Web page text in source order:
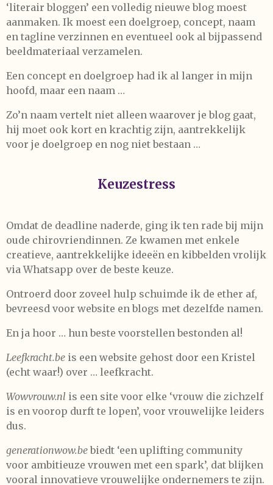
‘literair bloggen’ een volledig nieuwe blog moest
aanmaken. Ik moest een doelgroep, concept, naam
en tagline verzinnen en eventueel ook al bijpassend
beeldmateriaal verzamelen.
Een concept en doelgroep had ik al langer in mijn
hoofd, maar een naam …
Zo’n naam vertelt niet alleen waarover je blog gaat,
hij moet ook kort en krachtig zijn, aantrekkelijk
voor je doelgroep en nog niet bestaan …
Keuzestress
Omdat de deadline naderde, ging ik ten rade bij mijn
oude chirovriendinnen. Ze kwamen met enkele
creatieve, aantrekkelijke ideeën en kibbelden vrolijk
via Whatsapp over de beste keuze.
Ontroerd door zoveel hulp schuimde ik de ether af,
bevreesd voor website en blogs met dezelfde namen.
En ja hoor … hun beste voorstellen bestonden al!
Leefkracht.be is een website gehost door een Kristel
(echt waar!) over … leefkracht.
Wowvrouw.nl is een site voor elke ‘vrouw die zichzelf
is en voorop durft te lopen’, voor vrouwelijke leiders
dus.
generationwow.bebiedt ‘een uplifting community
voor ambitieuze vrouwen met een spark’, dat blijken
vooral innovatieve vrouwelijke ondernemers te zijn.